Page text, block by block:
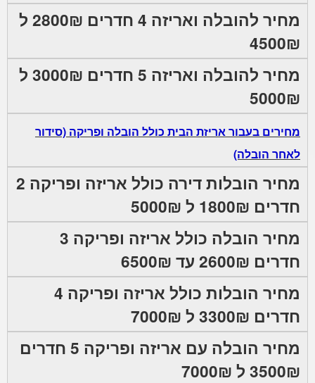
מחיר להובלה ואריזה 4 חדרים 2800₪ ל
4500₪
מחיר להובלה ואריזה 5 חדרים 3000₪ ל
5000₪
מחירים בעבור אריזת הבית כולל הובלה ופריקה (סידור
לאחר הובלה)
מחיר הובלות דירה כולל אריזה ופריקה 2
חדרים 1800₪ ל 5000₪
מחיר הובלה כולל אריזה ופריקה 3
חדרים 2600₪ עד 6500₪
מחיר הובלות כולל אריזה ופריקה 4
חדרים 3300₪ ל 7000₪
מחיר הובלה עם אריזה ופריקה 5 חדרים
3500₪ ל 7000₪